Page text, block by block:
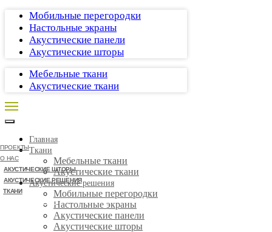
ПРОЕКТЫ
О НАС
АКУСТИЧЕСКИЕ ШТОРЫ
АКУСТИЧЕСКИЕ РЕШЕНИЯ
ТКАНИ
СВЯЗАТЬСЯ
Мобильные перегородки
Настольные экраны
Акустические панели
Акустические шторы
Мебельные ткани
Акустические ткани
Главная
Ткани
Мебельные ткани
Акустические ткани
Акустические решения
Мобильные перегородки
Настольные экраны
Акустические панели
Акустические шторы